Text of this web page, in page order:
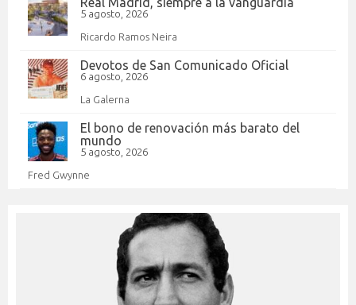
5 agosto, 2026
Ricardo Ramos Neira
Devotos de San Comunicado Oficial
6 agosto, 2026
La Galerna
El bono de renovación más barato del
mundo
5 agosto, 2026
Fred Gwynne